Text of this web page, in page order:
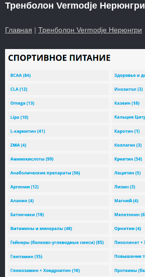
Тренболон Vermodje Нерюнгри
Главная | Тренболон Vermodje Нерюнгри